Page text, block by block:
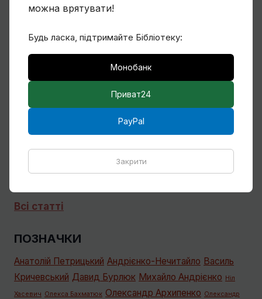
художник?
Спогади Марії Котляревської про
Михайла Сапожникова
Кілька слів про дружин і дітей Михайла
Всі статті
ПОЗНАЧКИ
Анатолій Петрицький Андрієнко-Нечитайло Василь
Кричевський Давид Бурлюк Михайло Андрієнко Ніл
Хасевич Олекса Бахматюк Олександр Архипенко Олександр
можна врятувати!
Будь ласка, підтримайте Бібліотеку:
Монобанк
Приват24
PayPal
Закрити